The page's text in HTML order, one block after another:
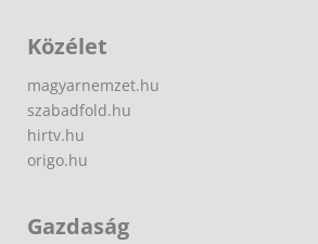
Közélet
magyarnemzet.hu
szabadfold.hu
hirtv.hu
origo.hu
Gazdaság